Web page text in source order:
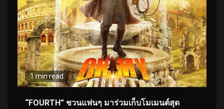
1 min read
“FOURTH” ชวนแฟนๆ มาร่วมเก็บโมเมนต์สุด